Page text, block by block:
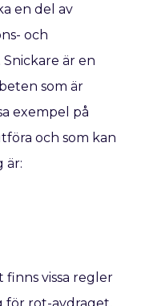
en del av
och
är en
som är
exempel på
och som kan
är:
vissa regler